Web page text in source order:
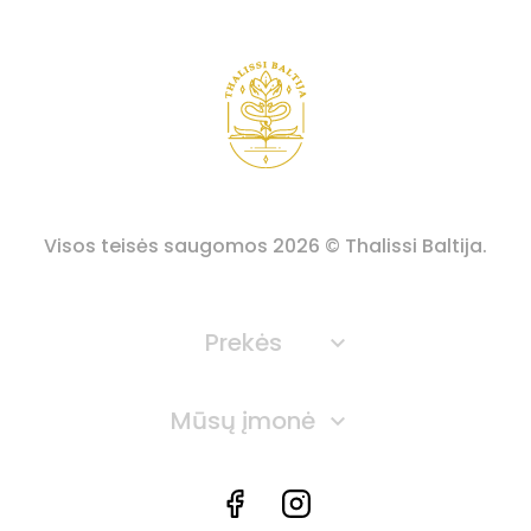
Visos teisės saugomos 2026 © Thalissi Baltija.
Prekės 
Mūsų įmonė 
Facebook